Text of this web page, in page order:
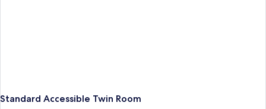
Standard Accessible Twin Room